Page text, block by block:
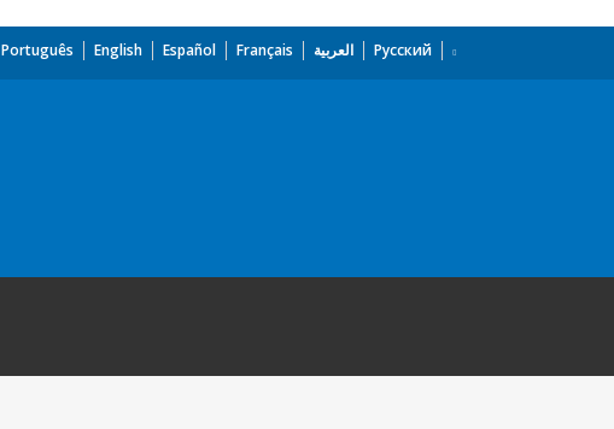
Português English Español Français العربية Русский